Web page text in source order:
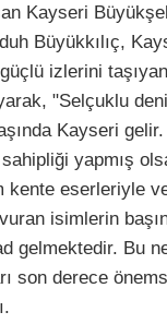
Kayseri
Büyükkılıç,
izlerini
"Selçuklu
Kayseri
yapmış
eserleriyle ve
isimlerin
gelmektedir. Bu
son derece